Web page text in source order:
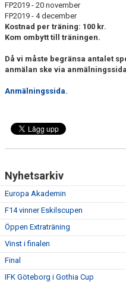
FP2019 - 20 november
FP2019 - 4 december
Kostnad per träning: 100 kr.
Kom ombytt till träningen.
Då vi måste begränsa antalet
anmälan ske via
Anmälningssida.
Nyhetsarkiv
Europa Akademin
F14 vinner Eskilscupen
Öppen Extraträning
Vinst i finalen
Final
IFK Göteborg i Gothia Cup